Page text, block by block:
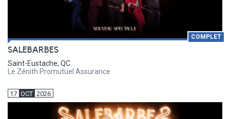
COMPLET
SALEBARBES
Saint-Eustache, QC
Le Zénith Promutuel Assurance
17 OCT 2026